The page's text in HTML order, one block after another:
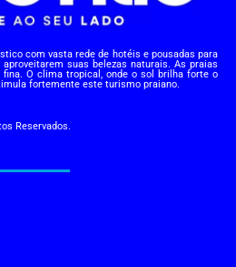
com vasta rede de hotéis e pousadas para
suas belezas naturais. As praias
O clima tropical, onde o sol brilha forte o
fortemente este turismo praiano.
Reservados.